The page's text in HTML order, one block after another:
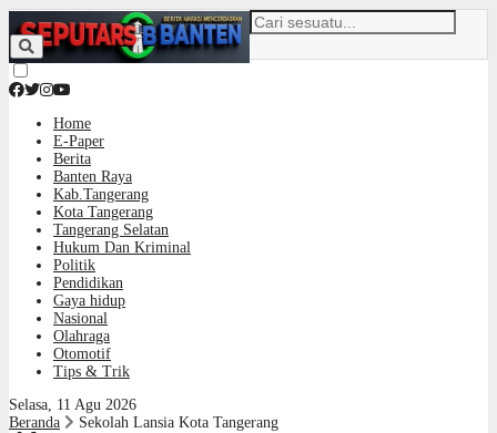
Home
E-Paper
Berita
Banten Raya
Kab.Tangerang
Kota Tangerang
Tangerang Selatan
Hukum Dan Kriminal
Politik
Pendidikan
Gaya hidup
Nasional
Olahraga
Otomotif
Tips & Trik
Selasa, 11 Agu 2026
Beranda
Sekolah Lansia Kota Tangerang